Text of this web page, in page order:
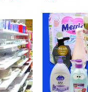
制冰
模冰格
模制冰
家直
盛佳
技变革与生
活美学